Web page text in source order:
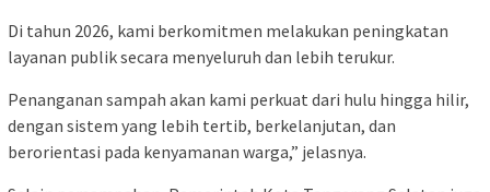
Di tahun 2026, kami berkomitmen melakukan peningkatan
layanan publik secara menyeluruh dan lebih terukur.
Penanganan sampah akan kami perkuat dari hulu hingga hilir,
dengan sistem yang lebih tertib, berkelanjutan, dan
berorientasi pada kenyamanan warga,” jelasnya.